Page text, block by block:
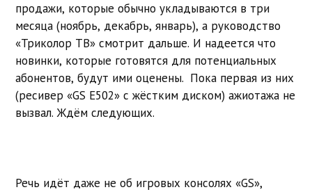
продажи, которые обычно укладываются в три
месяца (ноябрь, декабрь, январь), а руководство
«Триколор ТВ» смотрит дальше. И надеется что
новинки, которые готовятся для потенциальных
абонентов, будут ими оценены. Пока первая из них
(ресивер «GS E502» c жёстким диском) ажиотажа не
вызвал. Ждём следующих.
Речь идёт даже не об игровых консолях «GS»,